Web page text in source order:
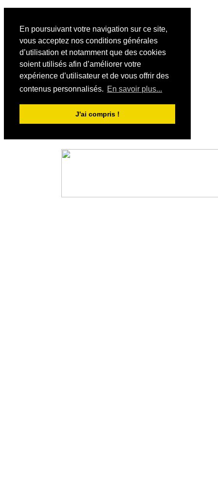
En poursuivant votre navigation sur ce site,
vous acceptez nos conditions générales
d’utilisation et notamment que des cookies
soient utilisés afin d’améliorer votre
expérience d’utilisateur et de vous offrir des
contenus personnalisés. En savoir plus...
J'ai compris !